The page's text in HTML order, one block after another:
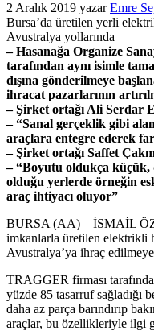
2 Aralık 2019 yazarEmre
Bursa’da üretilen yerli
Avustralya yollarında
– Hasanağa Organize
tarafından aynı isimle
dışına gönderilmeye
ihracat pazarlarının
– Şirket ortağı Ali Serdar
– “Sanal gerçeklik gibi
araçlara entegre ederek
– Şirket ortağı Saffet
– “Boyutu oldukça
olduğu yerlerde örneğin
araç ihtiyacı oluyor”
BURSA (AA) – İSMAİL
imkanlarla üretilen elektrikli
Avustralya’ya ihraç edilmeye
TRAGGER firması
yüzde 85 tasarruf sağladığı
daha az parça barındırıp
araçlar, bu özellikleriyle ilgi